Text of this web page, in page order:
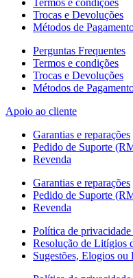
Termos e condições
Trocas e Devoluções
Métodos de
Perguntas Frequentes
Termos e condições
Trocas e Devoluções
Métodos de
Apoio ao cliente
Garantias e reparações
Pedido de Suporte
Revenda
Garantias e reparações
Pedido de Suporte
Revenda
Política de
Resolução de Litígios
Sugestões, Elogios ou